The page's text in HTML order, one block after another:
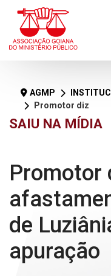
SAIU NA MÍDIA
AGMP
Promotor diz que afastamento do prefeito de Luziânia resguarda apuração
Promotor
de
apuração